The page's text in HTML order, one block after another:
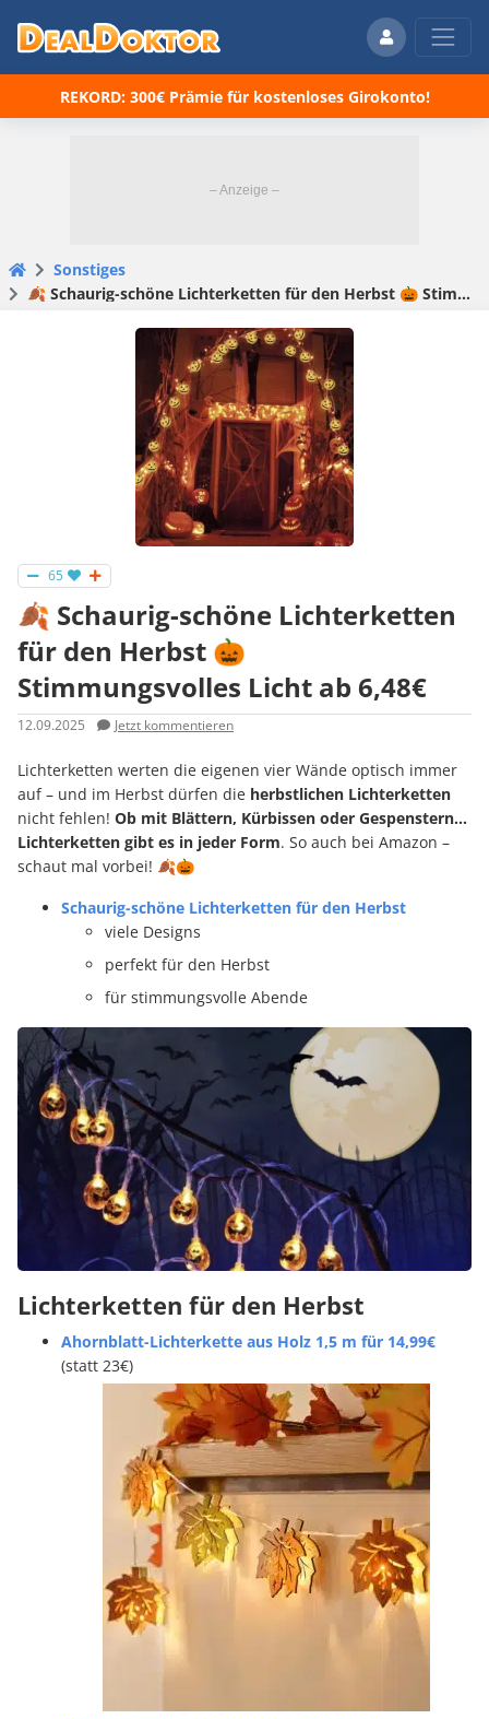
REKORD: 300€ Prämie für kostenloses Girokonto!
Sonstiges
🍂 Schaurig-schöne Lichterketten für den Herbst 🎃 Stimmungsvolles Licht ab 6,48€
65
🍂 Schaurig-schöne Lichterketten
für den Herbst 🎃
Stimmungsvolles Licht ab 6,48€
12.09.2025 Jetzt kommentieren
Lichterketten werten die eigenen vier Wände optisch immer
auf – und im Herbst dürfen die herbstlichen Lichterketten
nicht fehlen! Ob mit Blättern, Kürbissen oder Gespenstern…
Lichterketten gibt es in jeder Form. So auch bei Amazon –
schaut mal vorbei! 🍂🎃
Schaurig-schöne Lichterketten für den Herbst
viele Designs
perfekt für den Herbst
für stimmungsvolle Abende
Lichterketten für den Herbst
Ahornblatt-Lichterkette aus Holz 1,5 m für 14,99€
(statt 23€)